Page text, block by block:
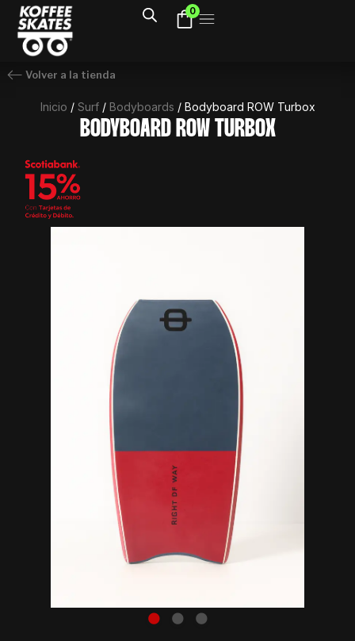
contenido
0
Volver a la tienda
Inicio / Surf/ Bodyboards / Bodyboard ROW Turbox
BODYBOARD ROW TURBOX